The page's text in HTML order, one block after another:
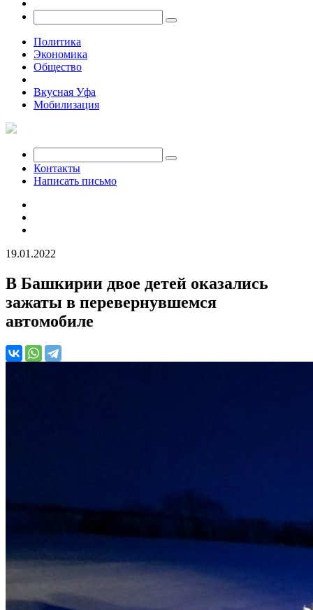
Политика
Экономика
Общество
Вкусная Уфа
Мобилизация
Контакты
Написать письмо
19.01.2022
В Башкирии двое детей оказались
зажаты в перевернувшемся
автомобиле